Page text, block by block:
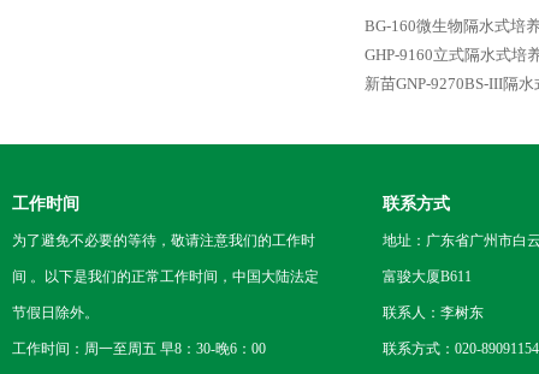
BG-160微生物隔水式培
GHP-9160立式隔水式培
新苗GNP-9270BS-III隔
工作时间
为了避免不必要的等待，敬请注意我们的工作时
间 。以下是我们的正常工作时间，中国大陆法定
节假日除外。
工作时间：周一至周五 早8：30-晚6：00
联系方式
地址：广东省广州市白
富骏大厦B611
联系人：李树东
联系方式：020-89091154